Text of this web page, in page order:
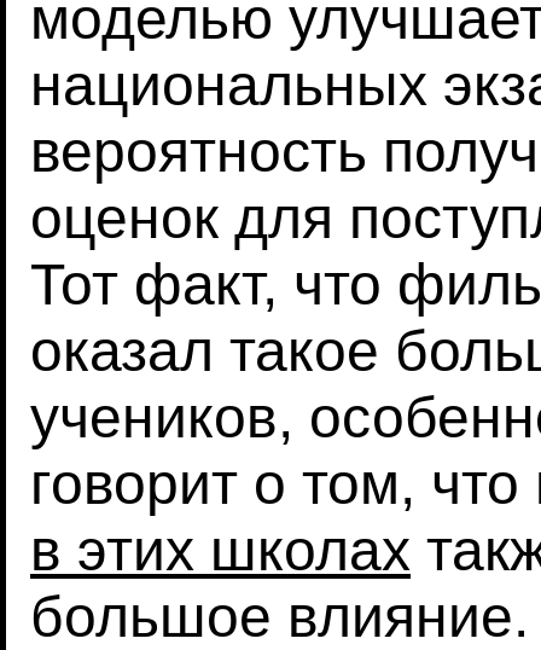
моделью
национальных
вероятность
оценок для
Тот факт, что
оказал такое
учеников,
говорит о том,
в этих школах
большое влияние.